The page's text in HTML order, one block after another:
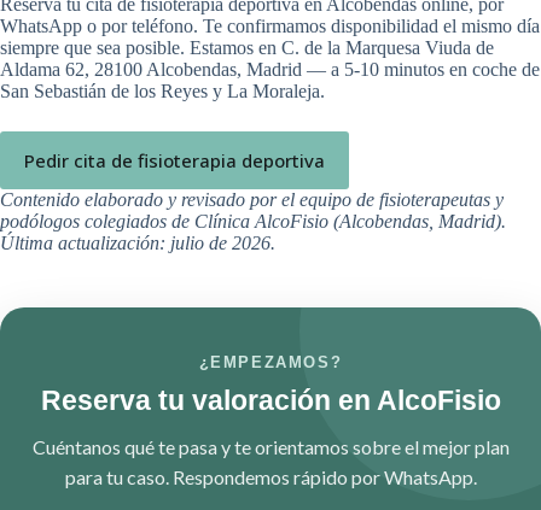
Reserva tu cita de fisioterapia deportiva en Alcobendas online, por
WhatsApp o por teléfono. Te confirmamos disponibilidad el mismo día
siempre que sea posible. Estamos en C. de la Marquesa Viuda de
Aldama 62, 28100 Alcobendas, Madrid — a 5-10 minutos en coche de
San Sebastián de los Reyes y La Moraleja.
Pedir cita de fisioterapia deportiva
Contenido elaborado y revisado por el equipo de fisioterapeutas y
podólogos colegiados de Clínica AlcoFisio (Alcobendas, Madrid).
Última actualización: julio de 2026.
¿EMPEZAMOS?
Reserva tu valoración en AlcoFisio
Cuéntanos qué te pasa y te orientamos sobre el mejor plan
para tu caso. Respondemos rápido por WhatsApp.